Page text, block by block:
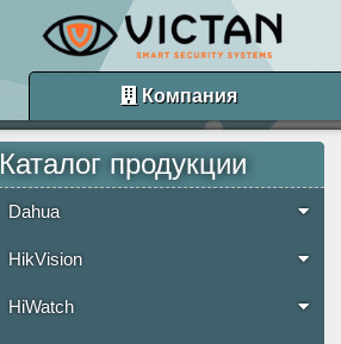
Компания
Каталог продукции
Dahua
HikVision
HiWatch